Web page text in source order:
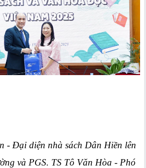
- Đại diện nhà sách Dân Hiền lên
và PGS. TS Tô Văn Hòa - Phó